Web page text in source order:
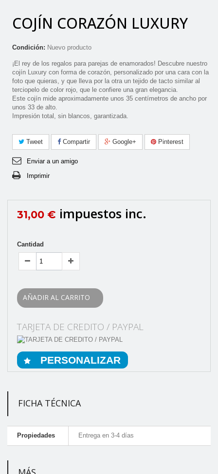
COJÍN CORAZÓN LUXURY
Condición: Nuevo producto
¡El rey de los regalos para parejas de enamorados! Descubre nuestro
cojín Luxury con forma de corazón, personalizado por una cara con la
foto que quieras, y que lleva por la otra un tejido de tacto similar al
terciopelo de color rojo, que le confiere una gran elegancia.
Este cojín mide aproximadamente unos 35 centímetros de ancho por
unos 33 de alto.
Impresión total, sin blancos, garantizada.
Tweet Compartir Google+ Pinterest
Enviar a un amigo
Imprimir
31,00 € impuestos inc.
Cantidad
AÑADIR AL CARRITO
TARJETA DE CREDITO / PAYPAL
PERSONALIZAR
FICHA TÉCNICA
Propiedades Entrega en 3-4 días